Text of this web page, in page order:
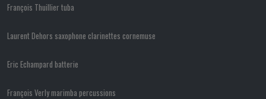
François Thuillier tuba
Laurent Dehors saxophone clarinettes cornemuse
Eric Echampard batterie
François Verly marimba percussions